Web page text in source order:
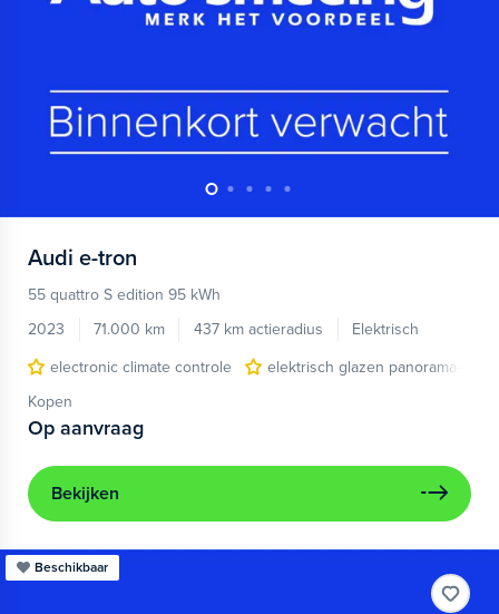
Audi e-tron
55 quattro S edition 95 kWh
2023
71.000 km 437 km actieradius
Elektrisch
electronic climate controle
elektrisch glazen panorama-dak
Kopen
Op aanvraag
Bekijken
Beschikbaar